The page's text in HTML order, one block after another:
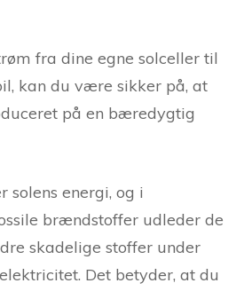
fra dine egne solceller til
kan du være sikker på, at
på en bæredygtig
solens energi, og i
brændstoffer udleder de
skadelige stoffer under
Det betyder, at du